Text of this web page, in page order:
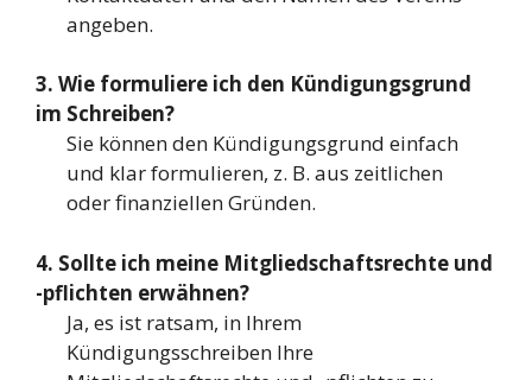
angeben.
3. Wie formuliere ich den Kündigungsgrund
im Schreiben?
Sie können den Kündigungsgrund einfach
und klar formulieren, z. B. aus zeitlichen
oder finanziellen Gründen.
4. Sollte ich meine Mitgliedschaftsrechte und
-pflichten erwähnen?
Ja, es ist ratsam, in Ihrem
Kündigungsschreiben Ihre